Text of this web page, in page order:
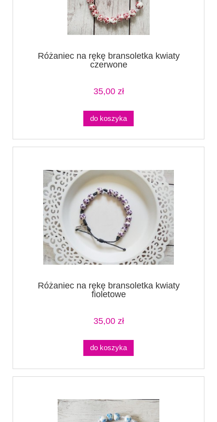
Różaniec na rękę bransoletka kwiaty
czerwone
35,00 zł
do koszyka
Różaniec na rękę bransoletka kwiaty
fioletowe
35,00 zł
do koszyka